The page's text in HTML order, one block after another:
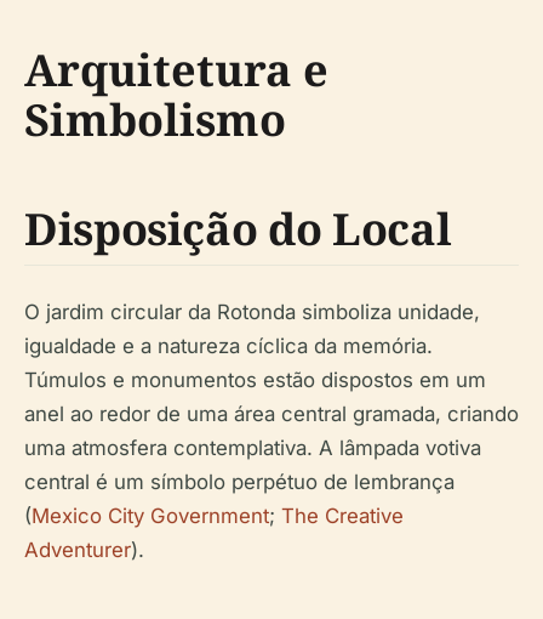
Arquitetura e
Simbolismo
Disposição do Local
O jardim circular da Rotonda simboliza unidade,
igualdade e a natureza cíclica da memória.
Túmulos e monumentos estão dispostos em um
anel ao redor de uma área central gramada, criando
uma atmosfera contemplativa. A lâmpada votiva
central é um símbolo perpétuo de lembrança
(Mexico City Government; The Creative
Adventurer).